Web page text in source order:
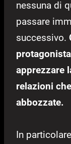
nessuna di
passare
successivo.
apprezzare
relazioni
abbozzate.
In